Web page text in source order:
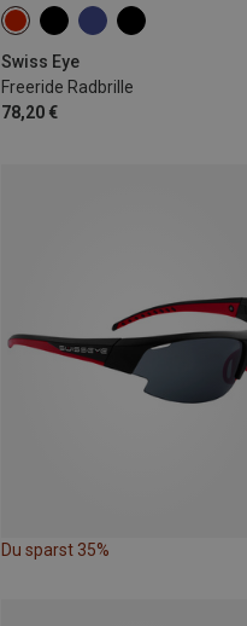
Swiss Eye
Freeride Radbrille
78,20 €
Du sparst 35%